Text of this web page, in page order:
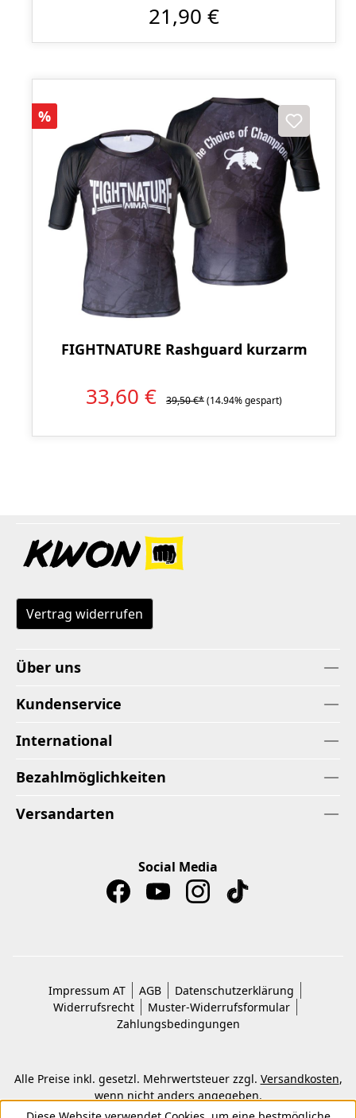
21,90 €
Rabatt
%
FIGHTNATURE Rashguard kurzarm
33,60 € 39,50 €*(14.94% gespart)
Vertrag widerrufen
Über uns
Kundenservice
International
Bezahlmöglichkeiten
Versandarten
Social Media
Impressum AT AGB
Datenschutzerklärung
Widerrufsrecht
Muster-Widerrufsformular
Zahlungsbedingungen
Alle Preise inkl. gesetzl. Mehrwertsteuer zzgl. Versandkosten,
wenn nicht anders angegeben.
© 2026 Copyright © Kwon KG. Alle Rechte vorbehalten.